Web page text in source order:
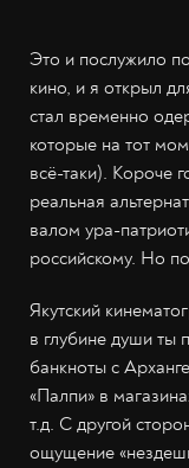
Это и послужило
кино, и я открыл
стал временно
которые на тот
всё-таки). Короче
реальная
валом ура-
российскому. Но
Якутский
в глубине души ты
банкноты с
«Палпи» в
т.д. С другой
ощущение